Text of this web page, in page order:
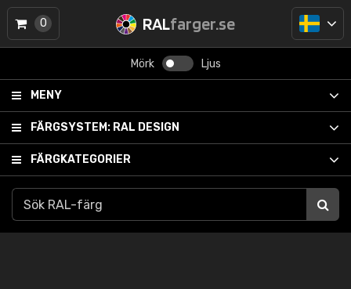
RALfarger.se
Mörk Ljus
MENY
FÄRGSYSTEM: RAL DESIGN
FÄRGKATEGORIER
0